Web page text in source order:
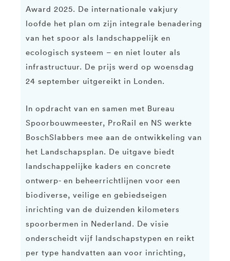
Award 2025. De internationale vakjury
loofde het plan om zijn integrale benadering
van het spoor als landschappelijk en
ecologisch systeem – en niet louter als
infrastructuur. De prijs werd op woensdag
24 september uitgereikt in Londen.
In opdracht van en samen met Bureau
Spoorbouwmeester, ProRail en NS werkte
BoschSlabbers mee aan de ontwikkeling van
het Landschapsplan. De uitgave biedt
landschappelijke kaders en concrete
ontwerp- en beheerrichtlijnen voor een
biodiverse, veilige en gebiedseigen
inrichting van de duizenden kilometers
spoorbermen in Nederland. De visie
onderscheidt vijf landschapstypen en reikt
per type handvatten aan voor inrichting,